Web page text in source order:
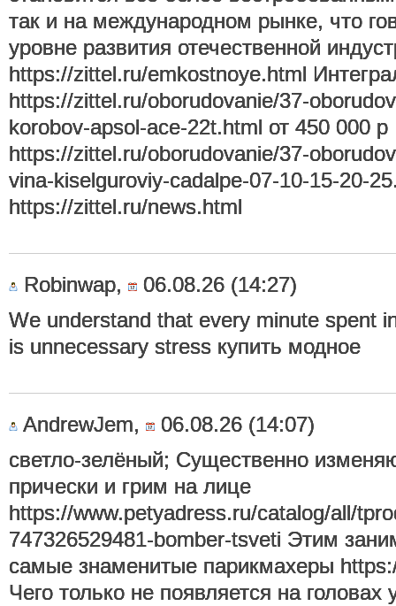
так и на международном рынке, что
уровне развития отечественной
https://zittel.ru/emkostnoye.html
https://zittel.ru/oborudovanie/37-
korobov-apsol-ace-22t.html от 450 000 р
https://zittel.ru/oborudovanie/37-
vina-kiselguroviy-cadalpe-07-10-15-20-
https://zittel.ru/news.html
Robinwap,
06.08.26 (14:27)
We understand that every minute spent
is unnecessary stress купить модное
AndrewJem,
06.08.26 (14:07)
светло-зелёный; Существенно
прически и грим на лице
https://www.petyadress.ru/catalog/all/
747326529481-bomber-tsveti Этим
самые знаменитые парикмахеры
Чего только не появляется на